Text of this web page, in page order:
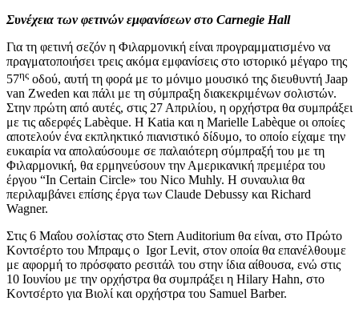
Συνέχεια των φετινών εμφανίσεων στο Carnegie Hall
Για τη φετινή σεζόν η Φιλαρμονική είναι προγραμματισμένο να
πραγματοποιήσει τρεις ακόμα εμφανίσεις στο ιστορικό μέγαρο της
57ης οδού, αυτή τη φορά με το μόνιμο μουσικό της διευθυντή Jaap
van Zweden και πάλι με τη σύμπραξη διακεκριμένων σολιστών.
Στην πρώτη από αυτές, στις 27 Απριλίου, η ορχήστρα θα συμπράξει
με τις αδερφές Labèque. Η Katia και η Marielle Labèque οι οποίες
αποτελούν ένα εκπληκτικό πιανιστικό δίδυμο, το οποίο είχαμε την
ευκαιρία να απολαύσουμε σε παλαιότερη σύμπραξή του με τη
Φιλαρμονική, θα ερμηνεύσουν την Αμερικανική πρεμιέρα του
έργου “In Certain Circle» του Nico Muhly. Η συναυλια θα
περιλαμβάνει επίσης έργα των Claude Debussy και Richard
Wagner.
Στις 6 Μαΐου σολίστας στο Stern Auditorium θα είναι, στο Πρώτο
Κοντσέρτο του Μπραμς ο Igor Levit, στον οποία θα επανέλθουμε
με αφορμή το πρόσφατο ρεσιτάλ του στην ίδια αίθουσα, ενώ στις
10 Ιουνίου με την ορχήστρα θα συμπράξει η Hilary Hahn, στο
Κοντσέρτο για Βιολί και ορχήστρα του Samuel Barber.